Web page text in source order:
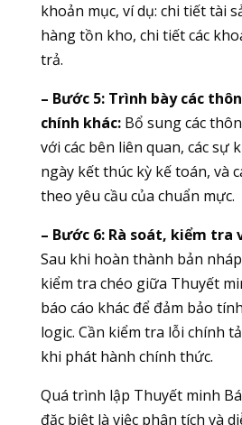
khoản mục, ví dụ: chi tiết tài
hàng tồn kho, chi tiết các
trả.
– Bước 5: Trình bày các
chính khác:Bổ sung các
với các bên liên quan, các sự
ngày kết thúc kỳ kế toán, và
theo yêu cầu của chuẩn mực.
– Bước 6: Rà soát, kiểm tra
Sau khi hoàn thành bản
kiểm tra chéo giữa Thuyết
báo cáo khác để đảm bảo
logic. Cần kiểm tra lỗi chính
khi phát hành chính thức.
Quá trình lập Thuyết minh
đặc biệt là việc phân tích và